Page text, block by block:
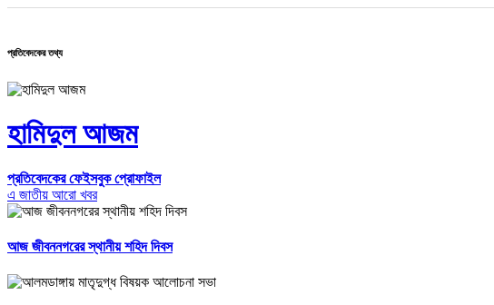
প্রতিবেদকের তথ্য
হামিদুল আজম
প্রতিবেদকের ফেইসবুক প্রোফাইল
এ জাতীয় আরো খবর
আজ জীবননগরের স্থানীয় শহিদ দিবস